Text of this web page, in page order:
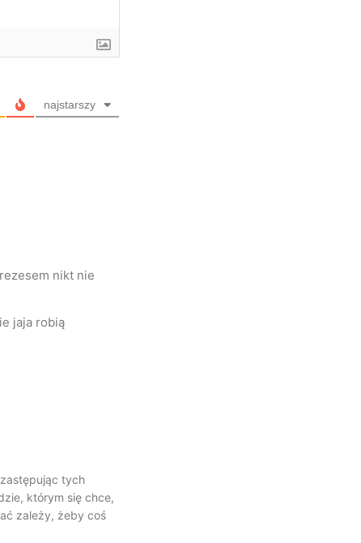
najstarszy
nikt nie
jaja robią
tych
którym się chce,
zależy, żeby coś